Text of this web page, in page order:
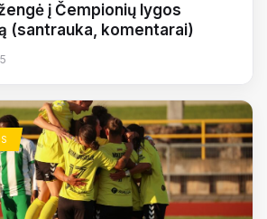
į Čempionių lygos
(santrauka, komentarai)